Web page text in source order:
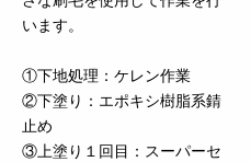
います。
①下地処理：ケレン作業
②下塗り：エポキシ樹脂系錆
止め
③上塗り１回目：スーパーセ